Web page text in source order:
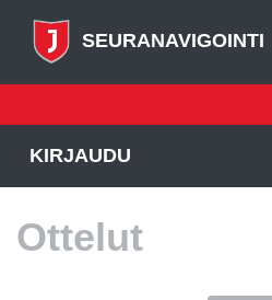
SEURANAVIGOINTI
KIRJAUDU
Ottelut